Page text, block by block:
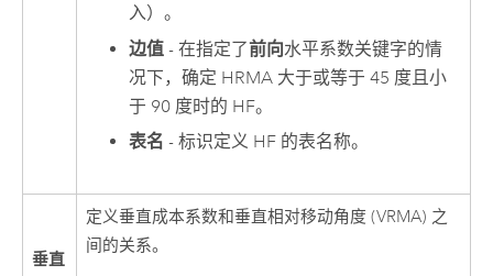
入）。
边值 - 在指定了前向水平系数关键字的情
况下，确定 HRMA 大于或等于 45 度且小
于 90 度时的 HF。
表名 - 标识定义 HF 的表名称。
垂直
定义垂直成本系数和垂直相对移动角度 (VRMA) 之
间的关系。